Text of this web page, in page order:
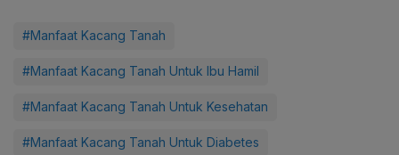
#Manfaat Kacang Tanah
#Manfaat Kacang Tanah Untuk Ibu Hamil
#Manfaat Kacang Tanah Untuk Kesehatan
#Manfaat Kacang Tanah Untuk Diabetes